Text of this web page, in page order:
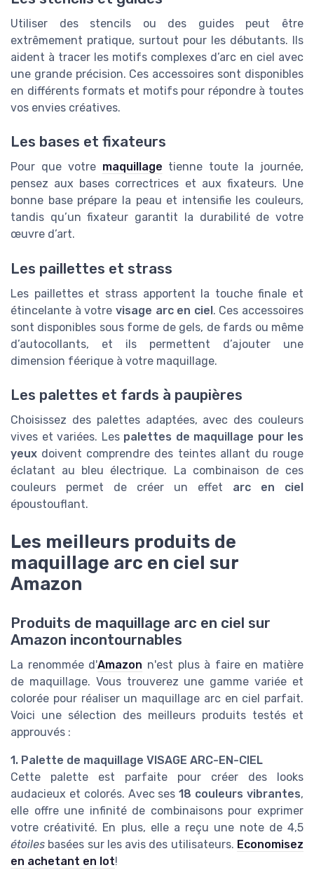
Utiliser des stencils ou des guides peut être
extrêmement pratique, surtout pour les débutants. Ils
aident à tracer les motifs complexes d’arc en ciel avec
une grande précision. Ces accessoires sont disponibles
en différents formats et motifs pour répondre à toutes
vos envies créatives.
Les bases et fixateurs
Pour que votre maquillage tienne toute la journée,
pensez aux bases correctrices et aux fixateurs. Une
bonne base prépare la peau et intensifie les couleurs,
tandis qu’un fixateur garantit la durabilité de votre
œuvre d’art.
Les paillettes et strass
Les paillettes et strass apportent la touche finale et
étincelante à votre visage arc en ciel. Ces accessoires
sont disponibles sous forme de gels, de fards ou même
d’autocollants, et ils permettent d’ajouter une
dimension féerique à votre maquillage.
Les palettes et fards à paupières
Choisissez des palettes adaptées, avec des couleurs
vives et variées. Les palettes de maquillage pour les
yeux doivent comprendre des teintes allant du rouge
éclatant au bleu électrique. La combinaison de ces
couleurs permet de créer un effet arc en ciel
époustouflant.
Les meilleurs produits de
maquillage arc en ciel sur
Amazon
Produits de maquillage arc en ciel sur
Amazon incontournables
La renommée d'Amazon n'est plus à faire en matière
de maquillage. Vous trouverez une gamme variée et
colorée pour réaliser un maquillage arc en ciel parfait.
Voici une sélection des meilleurs produits testés et
approuvés :
1. Palette de maquillage VISAGE ARC-EN-CIEL
Cette palette est parfaite pour créer des looks
audacieux et colorés. Avec ses18 couleurs vibrantes,
elle offre une infinité de combinaisons pour exprimer
votre créativité. En plus, elle a reçu une note de 4,5
étoiles basées sur les avis des utilisateurs. Economisez
en achetant en lot!